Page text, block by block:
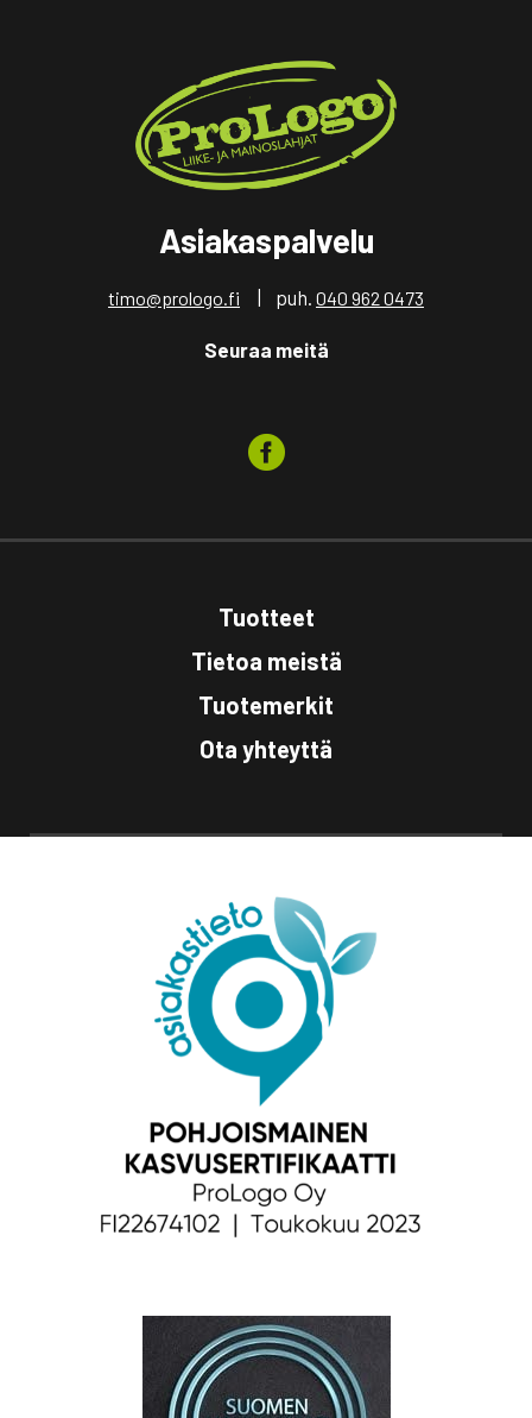
Asiakaspalvelu
timo@prologo.fi | puh. 040 962 0473
Seuraa meitä
Tuotteet
Tietoa meistä
Tuotemerkit
Ota yhteyttä